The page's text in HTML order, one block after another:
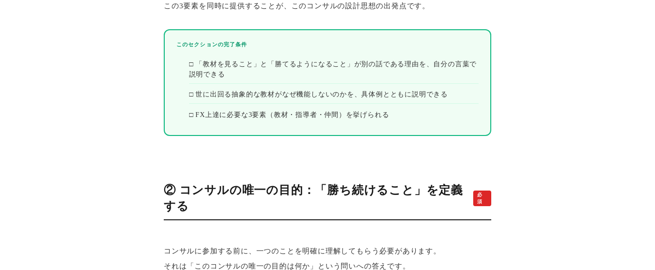
この3要素を同時に提供することが、このコンサルの設計思想の出発点です。
このセクションの完了条件
□ 「教材を見ること」と「勝てるようになること」が別の話である理由を、自分の言葉で
説明できる
□ 世に出回る抽象的な教材がなぜ機能しないのかを、具体例とともに説明できる
□ FX上達に必要な3要素（教材・指導者・仲間）を挙げられる
② コンサルの唯一の目的：「勝ち続けること」を定義
する
必
須
コンサルに参加する前に、一つのことを明確に理解してもらう必要があります。
それは「このコンサルの唯一の目的は何か」という問いへの答えです。